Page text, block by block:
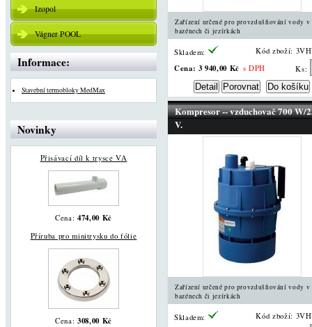
Izopol
Vágner POOL
Informace:
Stavební termobloky MedMax
Novinky
Přisávací díl k trysce VA
Cena:474,00 Kč
Příruba pro minitrysku do fólie
Cena:308,00 Kč
Zařízení určené pro provzdušňování vody v
bazénech či jezírkách
Skladem: Kód zboží:
Cena: 3 940,00 Kč s DPH Ks:
Kompresor -- vzduchovač 700 W/
V.
Zařízení určené pro provzdušňování vody v
bazénech či jezírkách
Skladem: Kód zboží: